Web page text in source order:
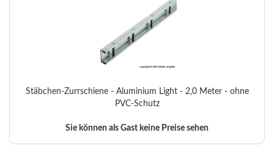
Stäbchen-Zurrschiene - Aluminium Light - 2,0 Meter - ohne
PVC-Schutz
Sie können als Gast keine Preise sehen